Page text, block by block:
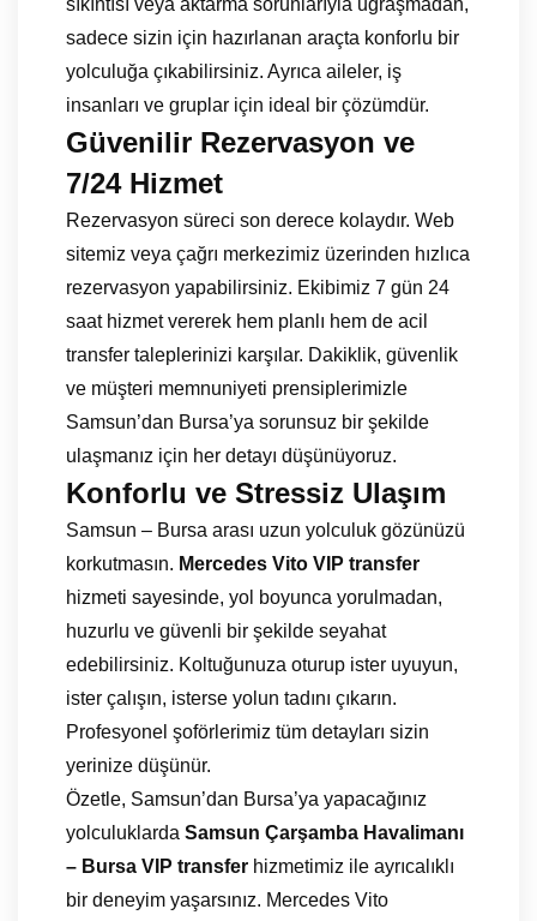
sıkıntısı veya aktarma sorunlarıyla uğraşmadan,
sadece sizin için hazırlanan araçta konforlu bir
yolculuğa çıkabilirsiniz. Ayrıca aileler, iş
insanları ve gruplar için ideal bir çözümdür.
Güvenilir Rezervasyon ve
7/24 Hizmet
Rezervasyon süreci son derece kolaydır. Web
sitemiz veya çağrı merkezimiz üzerinden hızlıca
rezervasyon yapabilirsiniz. Ekibimiz 7 gün 24
saat hizmet vererek hem planlı hem de acil
transfer taleplerinizi karşılar. Dakiklik, güvenlik
ve müşteri memnuniyeti prensiplerimizle
Samsun’dan Bursa’ya sorunsuz bir şekilde
ulaşmanız için her detayı düşünüyoruz.
Konforlu ve Stressiz Ulaşım
Samsun – Bursa arası uzun yolculuk gözünüzü
korkutmasın. Mercedes Vito VIP transfer
hizmeti sayesinde, yol boyunca yorulmadan,
huzurlu ve güvenli bir şekilde seyahat
edebilirsiniz. Koltuğunuza oturup ister uyuyun,
ister çalışın, isterse yolun tadını çıkarın.
Profesyonel şoförlerimiz tüm detayları sizin
yerinize düşünür.
Özetle, Samsun’dan Bursa’ya yapacağınız
yolculuklarda Samsun Çarşamba Havalimanı
– Bursa VIP transfer hizmetimiz ile ayrıcalıklı
bir deneyim yaşarsınız. Mercedes Vito